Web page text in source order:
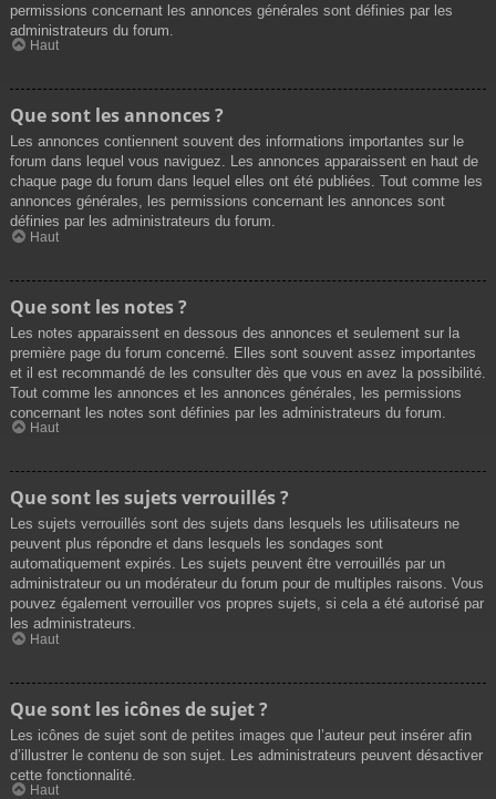
permissions concernant les annonces générales sont définies par les
administrateurs du forum.
Haut
Que sont les annonces ?
Les annonces contiennent souvent des informations importantes sur le
forum dans lequel vous naviguez. Les annonces apparaissent en haut de
chaque page du forum dans lequel elles ont été publiées. Tout comme les
annonces générales, les permissions concernant les annonces sont
définies par les administrateurs du forum.
Haut
Que sont les notes ?
Les notes apparaissent en dessous des annonces et seulement sur la
première page du forum concerné. Elles sont souvent assez importantes
et il est recommandé de les consulter dès que vous en avez la possibilité.
Tout comme les annonces et les annonces générales, les permissions
concernant les notes sont définies par les administrateurs du forum.
Haut
Que sont les sujets verrouillés ?
Les sujets verrouillés sont des sujets dans lesquels les utilisateurs ne
peuvent plus répondre et dans lesquels les sondages sont
automatiquement expirés. Les sujets peuvent être verrouillés par un
administrateur ou un modérateur du forum pour de multiples raisons. Vous
pouvez également verrouiller vos propres sujets, si cela a été autorisé par
les administrateurs.
Haut
Que sont les icônes de sujet ?
Les icônes de sujet sont de petites images que l’auteur peut insérer afin
d’illustrer le contenu de son sujet. Les administrateurs peuvent désactiver
cette fonctionnalité.
Haut